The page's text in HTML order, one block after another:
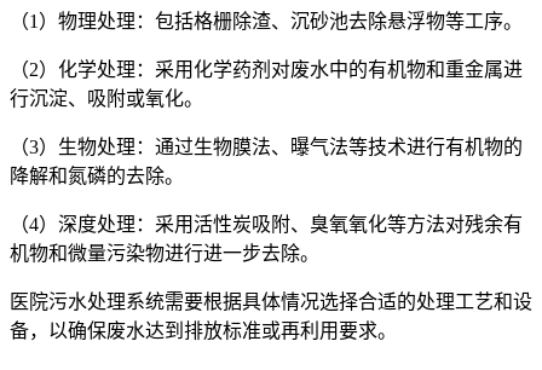
（1）物理处理：包括格栅除渣、沉砂池去除悬浮物等工序。
（2）化学处理：采用化学药剂对废水中的有机物和重金属进
行沉淀、吸附或氧化。
（3）生物处理：通过生物膜法、曝气法等技术进行有机物的
降解和氮磷的去除。
（4）深度处理：采用活性炭吸附、臭氧氧化等方法对残余有
机物和微量污染物进行进一步去除。
医院污水处理系统需要根据具体情况选择合适的处理工艺和设
备，以确保废水达到排放标准或再利用要求。